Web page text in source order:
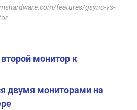
features/gsync-vs-
монитор к
двумя мониторами на